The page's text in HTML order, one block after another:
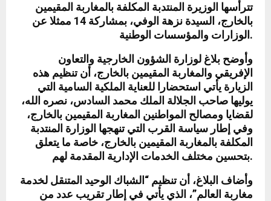
تترأسها الوزيرة المنتدبة المكلفة بالمغاربة المقيمين
بالخارج، السيدة نزهة الوفي، بمشاركة 14 ممثلا عن
الوزارات والمؤسسات الوطنية.
وأوضح بلاغ لوزارة الشؤون الخارجية والتعاون
الإفريقي والمغاربة المقيمين بالخارج، أن تنظيم هذه
الزيارة يأتي استحضارا للعناية الملكية السامية التي
يوليها صاحب الجلالة الملك محمد السادس، نصره الله،
لقضايا ومصالح المواطنين المغاربة المقيمين بالخارج،
وفي إطار سياسة القرب التي تنهجها الوزارة المنتدبة
المكلفة بالمغاربة المقيمين بالخارج، خاصة ما يتعلق
بتحسين مختلف الخدمات الإدارية المقدمة لهم.
وأضاف البلاغ، أن تنظيم “الشباك الوحيد المتنقل لخدمة
مغاربة العالم”، الذي يأتي في إطار تقريب عدد من